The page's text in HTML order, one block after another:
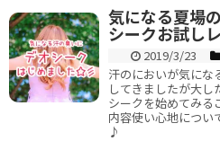
気になる夏場
シークお試し
2019/3/23
汗のにおいが気にな
してきましたが大
シークを始めてみる
内容使い心地につい
♪